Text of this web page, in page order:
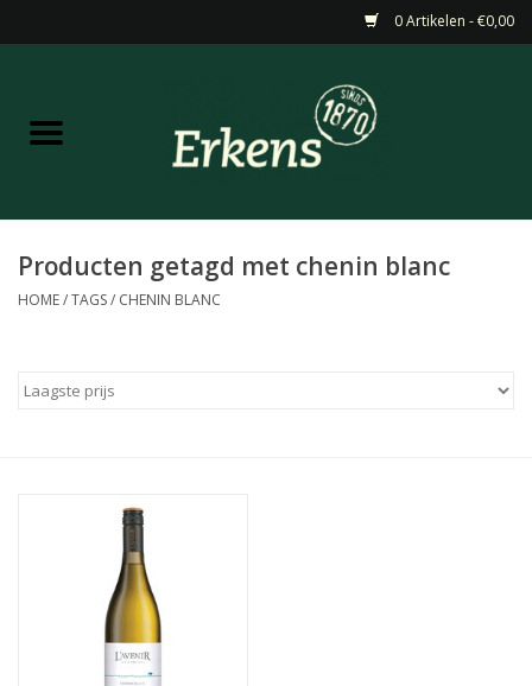
0 Artikelen - €0,00
Home
Barneveldse specialiteiten
Gedistilleerd &
likeuren&Overig
Wijnglazen - openers -karaffen
Producten getagd met chenin blanc
HOME/TAGS/ CHENIN BLANC